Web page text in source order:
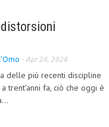
- Apr 24, 2024
delle più recenti discipline
trent'anni fa, ciò che oggi è